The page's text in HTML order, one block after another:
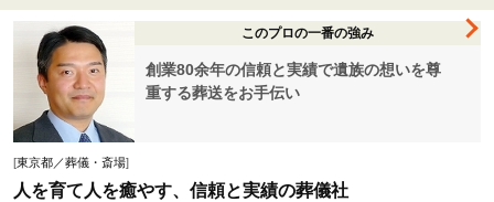
このプロの一番の強み
創業80余年の信頼と実績で遺族の想いを尊
重する葬送をお手伝い
[東京都／葬儀・斎場]
人を育て人を癒やす、信頼と実績の葬儀社